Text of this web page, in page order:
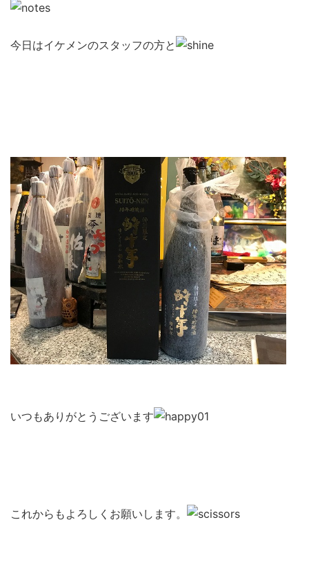
今日はイケメンのスタッフの方と
いつもありがとうございます
これからもよろしくお願いします。